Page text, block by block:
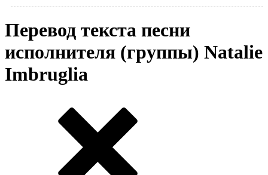
Перевод текста песни
исполнителя (группы) Natalie
Imbruglia